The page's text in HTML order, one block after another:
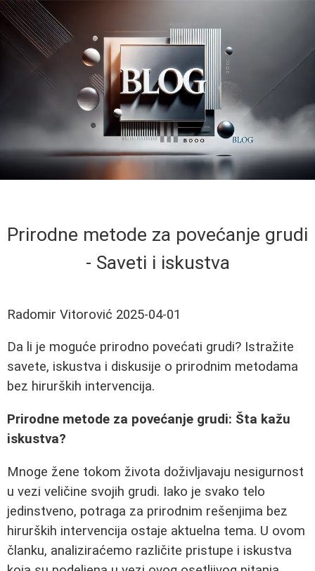
Prirodne metode za povećanje grudi
- Saveti i iskustva
Radomir Vitorović 2025-04-01
Da li je moguće prirodno povećati grudi? Istražite
savete, iskustva i diskusije o prirodnim metodama
bez hirurških intervencija.
Prirodne metode za povećanje grudi: Šta kažu
iskustva?
Mnoge žene tokom života doživljavaju nesigurnost
u vezi veličine svojih grudi. Iako je svako telo
jedinstveno, potraga za prirodnim rešenjima bez
hirurških intervencija ostaje aktuelna tema. U ovom
članku, analiziraćemo različite pristupe i iskustva